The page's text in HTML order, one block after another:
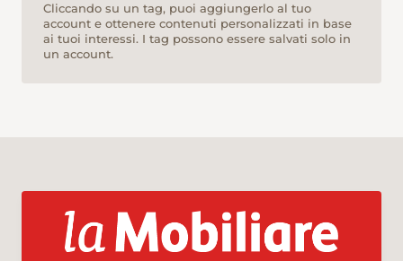
Cliccando su un tag, puoi aggiungerlo al tuo
account e ottenere contenuti personalizzati in base
ai tuoi interessi. I tag possono essere salvati solo in
un account.